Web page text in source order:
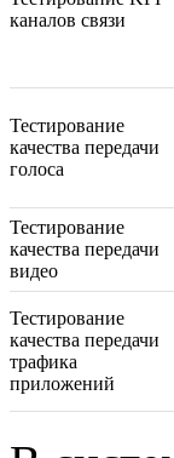
каналов связи
Тестирование
качества передачи
голоса
Тестирование
качества передачи
видео
Тестирование
качества передачи
трафика
приложений